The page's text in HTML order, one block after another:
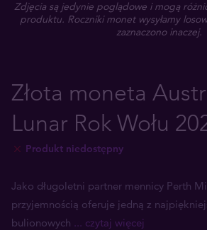
Zdjęcia są jedynie poglądowe i mogą
produktu. Roczniki monet wysyłamy
zaznaczono inaczej.
Złota moneta
Lunar Rok Wołu
Produkt niedostępny
Jako długoletni partner mennicy Perth
przyjemnością oferuje jedną z
bulionowych ... czytaj więcej